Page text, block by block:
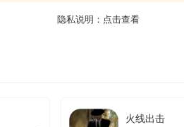
隐私说明： 点击查看
火线出击